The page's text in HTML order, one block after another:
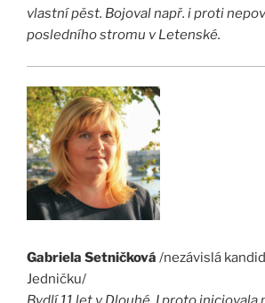
vlastní pěst. Bojoval např. i proti
posledního stromu v Letenské.
Gabriela Setničková /nezávislá
Jedničku/